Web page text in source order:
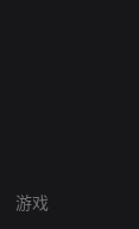
游戏